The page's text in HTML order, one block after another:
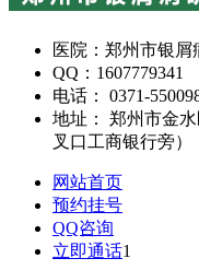
医院：郑州市银屑
QQ：1607779341
电话： 0371-
地址： 郑州市金
叉口工商银行旁）
网站首页
预约挂号
QQ咨询
立即通话1